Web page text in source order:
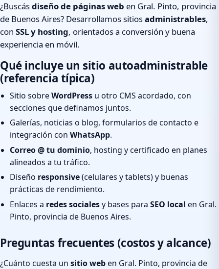
¿Buscásdiseño de páginas web en Gral. Pinto, provincia
de Buenos Aires? Desarrollamos sitiosadministrables,
con SSL y hosting, orientados a conversión y buena
experiencia en móvil.
Qué incluye un sitio autoadministrable
(referencia típica)
Sitio sobreWordPress u otro CMS acordado, con
secciones que definamos juntos.
Galerías, noticias o blog, formularios de contacto e
integración con WhatsApp.
Correo @ tu dominio, hosting y certificado en planes
alineados a tu tráfico.
Diseño responsive(celulares y tablets) y buenas
prácticas de rendimiento.
Enlaces a redes socialesy bases para SEO local en Gral.
Pinto, provincia de Buenos Aires.
Preguntas frecuentes (costos y alcance)
¿Cuánto cuesta un sitio weben Gral. Pinto, provincia de